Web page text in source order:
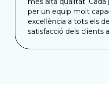
per un equip molt
excel·lència a tots els
satisfacció dels clients